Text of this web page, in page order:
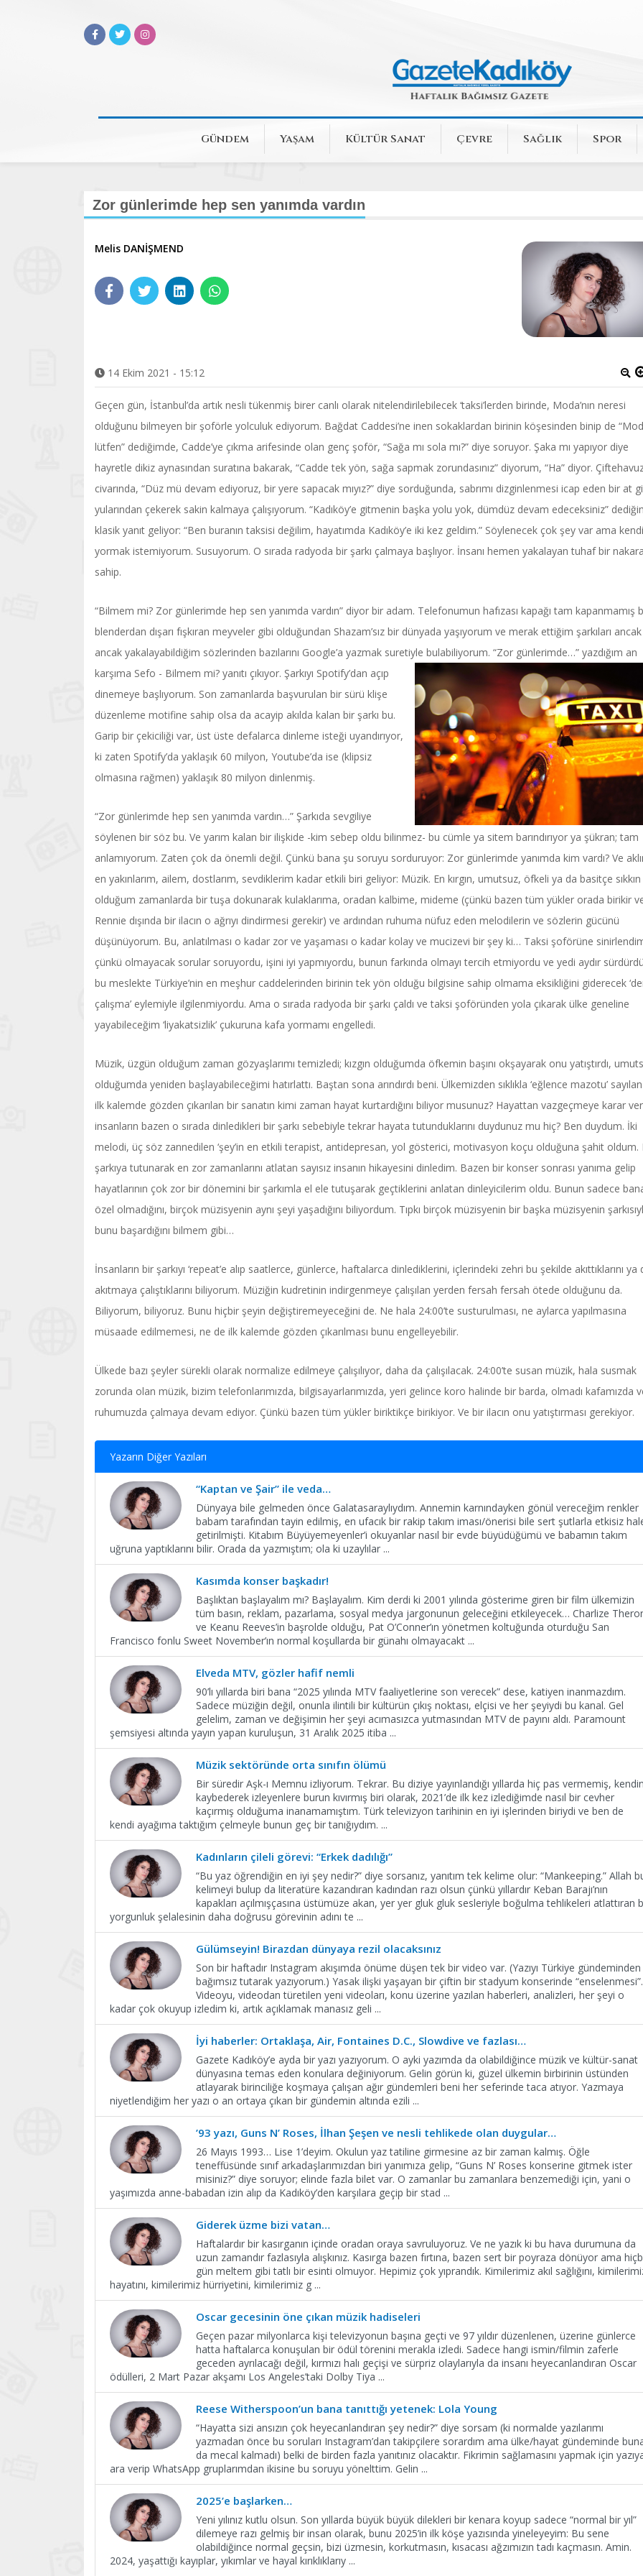
Gündem Yaşam Kültür Sanat Çevre Sağlık Spor
Zor günlerimde hep sen yanımda vardın
Melis DANİŞMEND
14 Ekim 2021 - 15:12
Geçen gün, İstanbul’da artık nesli tükenmiş birer canlı olarak nitelendirilebilecek ‘taksi’lerden birinde, Moda’nın neresi
olduğunu bilmeyen bir şoförle yolculuk ediyorum. Bağdat Caddesi’ne inen sokaklardan birinin köşesinden binip de
lütfen” dediğimde, Cadde’ye çıkma arifesinde olan genç şoför, “Sağa mı sola mı?” diye soruyor. Şaka mı yapıyor diye
hayretle dikiz aynasından suratına bakarak, “Cadde tek yön, sağa sapmak zorundasınız” diyorum, “Ha” diyor.
civarında, “Düz mü devam ediyoruz, bir yere sapacak mıyız?” diye sorduğunda, sabrımı dizginlenmesi icap eden bir at
yularından çekerek sakin kalmaya çalışıyorum. “Kadıköy’e gitmenin başka yolu yok, dümdüz devam edeceksiniz”
klasik yanıt geliyor: “Ben buranın taksisi değilim, hayatımda Kadıköy’e iki kez geldim.” Söylenecek çok şey var ama
yormak istemiyorum. Susuyorum. O sırada radyoda bir şarkı çalmaya başlıyor. İnsanı hemen yakalayan tuhaf bir
sahip.
“Bilmem mi? Zor günlerimde hep sen yanımda vardın” diyor bir adam. Telefonumun hafızası kapağı tam kapanmamış
blenderdan dışarı fışkıran meyveler gibi olduğundan Shazam’sız bir dünyada yaşıyorum ve merak ettiğim şarkıları
ancak yakalayabildiğim sözlerinden bazılarını Google’a yazmak suretiyle bulabiliyorum. “Zor günlerimde…” yazdığım an
karşıma Sefo - Bilmem mi? yanıtı çıkıyor. Şarkıyı Spotify’dan açıp
dinemeye başlıyorum. Son zamanlarda başvurulan bir sürü klişe
düzenleme motifine sahip olsa da acayip akılda kalan bir şarkı bu.
Garip bir çekiciliği var, üst üste defalarca dinleme isteği uyandırıyor,
ki zaten Spotify’da yaklaşık 60 milyon, Youtube’da ise (klipsiz
olmasına rağmen) yaklaşık 80 milyon dinlenmiş.
“Zor günlerimde hep sen yanımda vardın…” Şarkıda sevgiliye
söylenen bir söz bu. Ve yarım kalan bir ilişkide -kim sebep oldu bilinmez- bu cümle ya sitem barındırıyor ya şükran; tam
anlamıyorum. Zaten çok da önemli değil. Çünkü bana şu soruyu sorduruyor: Zor günlerimde yanımda kim vardı? Ve
en yakınlarım, ailem, dostlarım, sevdiklerim kadar etkili biri geliyor: Müzik. En kırgın, umutsuz, öfkeli ya da basitçe sıkkın
olduğum zamanlarda bir tuşa dokunarak kulaklarıma, oradan kalbime, mideme (çünkü bazen tüm yükler orada birikir
Rennie dışında bir ilacın o ağrıyı dindirmesi gerekir) ve ardından ruhuma nüfuz eden melodilerin ve sözlerin gücünü
düşünüyorum. Bu, anlatılması o kadar zor ve yaşaması o kadar kolay ve mucizevi bir şey ki… Taksi şoförüne
çünkü olmayacak sorular soruyordu, işini iyi yapmıyordu, bunun farkında olmayı tercih etmiyordu ve yedi aydır
bu meslekte Türkiye’nin en meşhur caddelerinden birinin tek yön olduğu bilgisine sahip olmama eksikliğini giderecek
çalışma’ eylemiyle ilgilenmiyordu. Ama o sırada radyoda bir şarkı çaldı ve taksi şoföründen yola çıkarak ülke geneline
yayabileceğim ‘liyakatsizlik’ çukuruna kafa yormamı engelledi.
Müzik, üzgün olduğum zaman gözyaşlarımı temizledi; kızgın olduğumda öfkemin başını okşayarak onu yatıştırdı,
olduğumda yeniden başlayabileceğimi hatırlattı. Baştan sona arındırdı beni. Ülkemizden sıklıkla ‘eğlence mazotu’
ilk kalemde gözden çıkarılan bir sanatın kimi zaman hayat kurtardığını biliyor musunuz? Hayattan vazgeçmeye karar
insanların bazen o sırada dinledikleri bir şarkı sebebiyle tekrar hayata tutunduklarını duydunuz mu hiç? Ben duydum. İki
melodi, üç söz zannedilen ‘şey’in en etkili terapist, antidepresan, yol gösterici, motivasyon koçu olduğuna şahit oldum.
şarkıya tutunarak en zor zamanlarını atlatan sayısız insanın hikayesini dinledim. Bazen bir konser sonrası yanıma gelip
hayatlarının çok zor bir dönemini bir şarkımla el ele tutuşarak geçtiklerini anlatan dinleyicilerim oldu. Bunun sadece
özel olmadığını, birçok müzisyenin aynı şeyi yaşadığını biliyordum. Tıpkı birçok müzisyenin bir başka müzisyenin
bunu başardığını bilmem gibi…
İnsanların bir şarkıyı ‘repeat’e alıp saatlerce, günlerce, haftalarca dinlediklerini, içlerindeki zehri bu şekilde akıttıklarını ya
akıtmaya çalıştıklarını biliyorum. Müziğin kudretinin indirgenmeye çalışılan yerden fersah fersah ötede olduğunu da.
Biliyorum, biliyoruz. Bunu hiçbir şeyin değiştiremeyeceğini de. Ne hala 24:00’te susturulması, ne aylarca yapılmasına
müsaade edilmemesi, ne de ilk kalemde gözden çıkarılması bunu engelleyebilir.
Ülkede bazı şeyler sürekli olarak normalize edilmeye çalışılıyor, daha da çalışılacak. 24:00’te susan müzik, hala susmak
zorunda olan müzik, bizim telefonlarımızda, bilgisayarlarımızda, yeri gelince koro halinde bir barda, olmadı kafamızda
ruhumuzda çalmaya devam ediyor. Çünkü bazen tüm yükler biriktikçe birikiyor. Ve bir ilacın onu yatıştırması gerekiyor.
Yazarın Diğer Yazıları
“Kaptan ve Şair” ile veda…
Dünyaya bile gelmeden önce Galatasaraylıydım. Annemin karnındayken gönül vereceğim renkler
babam tarafından tayin edilmiş, en ufacık bir rakip takım iması/önerisi bile sert şutlarla etkisiz
getirilmişti. Kitabım Büyüyemeyenler’i okuyanlar nasıl bir evde büyüdüğümü ve babamın takım
uğruna yaptıklarını bilir. Orada da yazmıştım; ola ki uzaylılar ...
Kasımda konser başkadır!
Başlıktan başlayalım mı? Başlayalım. Kim derdi ki 2001 yılında gösterime giren bir film ülkemizin
tüm basın, reklam, pazarlama, sosyal medya jargonunun geleceğini etkileyecek… Charlize
ve Keanu Reeves’in başrolde olduğu, Pat O’Conner’ın yönetmen koltuğunda oturduğu San
Francisco fonlu Sweet November’ın normal koşullarda bir günahı olmayacakt ...
Elveda MTV, gözler hafif nemli
90’lı yıllarda biri bana “2025 yılında MTV faaliyetlerine son verecek” dese, katiyen inanmazdım.
Sadece müziğin değil, onunla ilintili bir kültürün çıkış noktası, elçisi ve her şeyiydi bu kanal. Gel
gelelim, zaman ve değişimin her şeyi acımasızca yutmasından MTV de payını aldı. Paramount
şemsiyesi altında yayın yapan kuruluşun, 31 Aralık 2025 itiba ...
Müzik sektöründe orta sınıfın ölümü
Bir süredir Aşk-ı Memnu izliyorum. Tekrar. Bu diziye yayınlandığı yıllarda hiç pas vermemiş,
kaybederek izleyenlere burun kıvırmış biri olarak, 2021’de ilk kez izlediğimde nasıl bir cevher
kaçırmış olduğuma inanamamıştım. Türk televizyon tarihinin en iyi işlerinden biriydi ve ben de
kendi ayağıma taktığım çelmeyle bunun geç bir tanığıydım. ...
Kadınların çileli görevi: “Erkek dadılığı”
“Bu yaz öğrendiğin en iyi şey nedir?” diye sorsanız, yanıtım tek kelime olur: “Mankeeping.” Allah
kelimeyi bulup da literatüre kazandıran kadından razı olsun çünkü yıllardır Keban Barajı’nın
kapakları açılmışçasına üstümüze akan, yer yer gluk gluk sesleriyle boğulma tehlikeleri atlattıran
yorgunluk şelalesinin daha doğrusu görevinin adını te ...
Gülümseyin! Birazdan dünyaya rezil olacaksınız
Son bir haftadır Instagram akışımda önüme düşen tek bir video var. (Yazıyı Türkiye gündeminden
bağımsız tutarak yazıyorum.) Yasak ilişki yaşayan bir çiftin bir stadyum konserinde “enselenmesi”.
Videoyu, videodan türetilen yeni videoları, konu üzerine yazılan haberleri, analizleri, her şeyi o
kadar çok okuyup izledim ki, artık açıklamak manasız geli ...
İyi haberler: Ortaklaşa, Air, Fontaines D.C., Slowdive ve fazlası…
Gazete Kadıköy’e ayda bir yazı yazıyorum. O ayki yazımda da olabildiğince müzik ve kültür-sanat
dünyasına temas eden konulara değiniyorum. Gelin görün ki, güzel ülkemin birbirinin üstünden
atlayarak birinciliğe koşmaya çalışan ağır gündemleri beni her seferinde taca atıyor. Yazmaya
niyetlendiğim her yazı o an ortaya çıkan bir gündemin altında ezili ...
’93 yazı, Guns N’ Roses, İlhan Şeşen ve nesli tehlikede olan duygular…
26 Mayıs 1993… Lise 1’deyim. Okulun yaz tatiline girmesine az bir zaman kalmış. Öğle
teneffüsünde sınıf arkadaşlarımızdan biri yanımıza gelip, “Guns N’ Roses konserine gitmek ister
misiniz?” diye soruyor; elinde fazla bilet var. O zamanlar bu zamanlara benzemediği için, yani o
yaşımızda anne-babadan izin alıp da Kadıköy’den karşılara geçip bir stad ...
Giderek üzme bizi vatan…
Haftalardır bir kasırganın içinde oradan oraya savruluyoruz. Ve ne yazık ki bu hava durumuna da
uzun zamandır fazlasıyla alışkınız. Kasırga bazen fırtına, bazen sert bir poyraza dönüyor ama
gün meltem gibi tatlı bir esinti olmuyor. Hepimiz çok yıprandık. Kimilerimiz akıl sağlığını,
hayatını, kimilerimiz hürriyetini, kimilerimiz g ...
Oscar gecesinin öne çıkan müzik hadiseleri
Geçen pazar milyonlarca kişi televizyonun başına geçti ve 97 yıldır düzenlenen, üzerine günlerce
hatta haftalarca konuşulan bir ödül törenini merakla izledi. Sadece hangi ismin/filmin zaferle
geceden ayrılacağı değil, kırmızı halı geçişi ve sürpriz olaylarıyla da insanı heyecanlandıran Oscar
ödülleri, 2 Mart Pazar akşamı Los Angeles’taki Dolby Tiya ...
Reese Witherspoon’un bana tanıttığı yetenek: Lola Young
“Hayatta sizi ansızın çok heyecanlandıran şey nedir?” diye sorsam (ki normalde yazılarımı
yazmadan önce bu soruları Instagram’dan takipçilere sorardım ama ülke/hayat gündeminde
da mecal kalmadı) belki de birden fazla yanıtınız olacaktır. Fikrimin sağlamasını yapmak için
ara verip WhatsApp gruplarımdan ikisine bu soruyu yönelttim. Gelin ...
2025’e başlarken…
Yeni yılınız kutlu olsun. Son yıllarda büyük büyük dilekleri bir kenara koyup sadece “normal bir yıl”
dilemeye razı gelmiş bir insan olarak, bunu 2025’in ilk köşe yazısında yineleyeyim: Bu sene
olabildiğince normal geçsin, bizi üzmesin, korkutmasın, kısacası ağzımızın tadı kaçmasın. Amin.
2024, yaşattığı kayıplar, yıkımlar ve hayal kırıklıklarıy ...
Haftanın Sinevizyonu Haftanın Pusulası